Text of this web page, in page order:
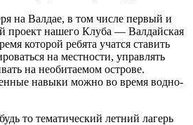
на Валдае, в том числе первый и
проект нашего Клуба — Валдайская
которой ребята учатся ставить
на местности, управлять
на необитаемом острове.
навыки можно во время водно-
то тематический летний лагерь